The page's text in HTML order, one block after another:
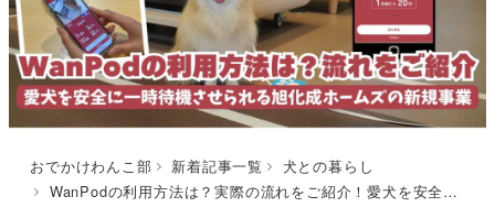
へ
移
動
おでかけわんこ部 新着記事一覧
犬との暮らし
WanPodの利用方法は？実際の流れをご紹介！愛犬を安全に一時待機させられる旭化成ホームズの新規事業